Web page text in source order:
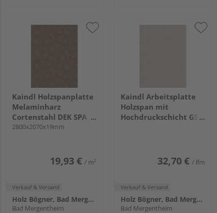
Kaindl Holzspanplatte
Melaminharz
Cortenstahl DEK SPA
P2CA 45274 DC KL
2800x2070x19mm
19,93 € / m²
Verkauf & Versand
Holz Bögner, Bad Mergentheim
Bad Mergentheim
Kaindl Arbeitsplatte
Holzspan mit
Hochdruckschicht GS3
32,70 € / lfm
Verkauf & Versand
Holz Bögner, Bad Mergentheim
Bad Mergentheim